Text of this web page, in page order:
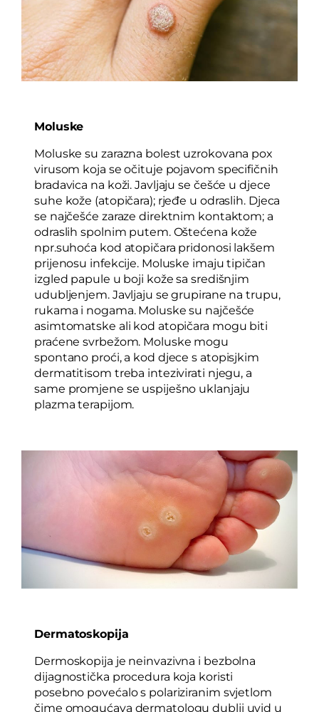
Moluske
Moluske su zarazna bolest uzrokovana pox
virusom koja se očituje pojavom specifičnih
bradavica na koži. Javljaju se češće u djece
suhe kože (atopičara); rjeđe u odraslih. Djeca
se najčešće zaraze direktnim kontaktom; a
odraslih spolnim putem. Oštećena kože
npr.suhoća kod atopičara pridonosi lakšem
prijenosu infekcije. Moluske imaju tipičan
izgled papule u boji kože sa središnjim
udubljenjem. Javljaju se grupirane na trupu,
rukama i nogama. Moluske su najčešće
asimtomatske ali kod atopičara mogu biti
praćene svrbežom. Moluske mogu
spontano proći, a kod djece s atopisjkim
dermatitisom treba intezivirati njegu, a
same promjene se uspiješno uklanjaju
plazma terapijom.
Dermatoskopija
Dermoskopija je neinvazivna i bezbolna
dijagnostička procedura koja koristi
posebno povećalo s polariziranim svjetlom
čime omogućava dermatologu dublji uvid u